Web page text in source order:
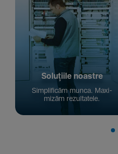
Solu­țiile noastre
Simpli­ficăm munca. Maxi­
mizăm rezul­ta­tele.